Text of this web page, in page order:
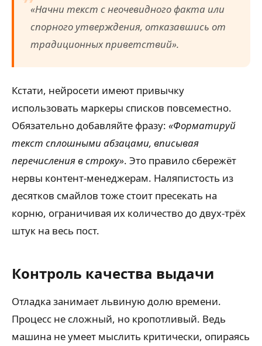
«Начни текст с неочевидного факта или
спорного утверждения, отказавшись от
традиционных приветствий».
Кстати, нейросети имеют привычку
использовать маркеры списков повсеместно.
Обязательно добавляйте фразу: «Форматируй
текст сплошными абзацами, вписывая
перечисления в строку». Это правило сбережёт
нервы контент-менеджерам. Наляпистость из
десятков смайлов тоже стоит пресекать на
корню, ограничивая их количество до двух-трёх
штук на весь пост.
Контроль качества выдачи
Отладка занимает львиную долю времени.
Процесс не сложный, но кропотливый. Ведь
машина не умеет мыслить критически, опираясь